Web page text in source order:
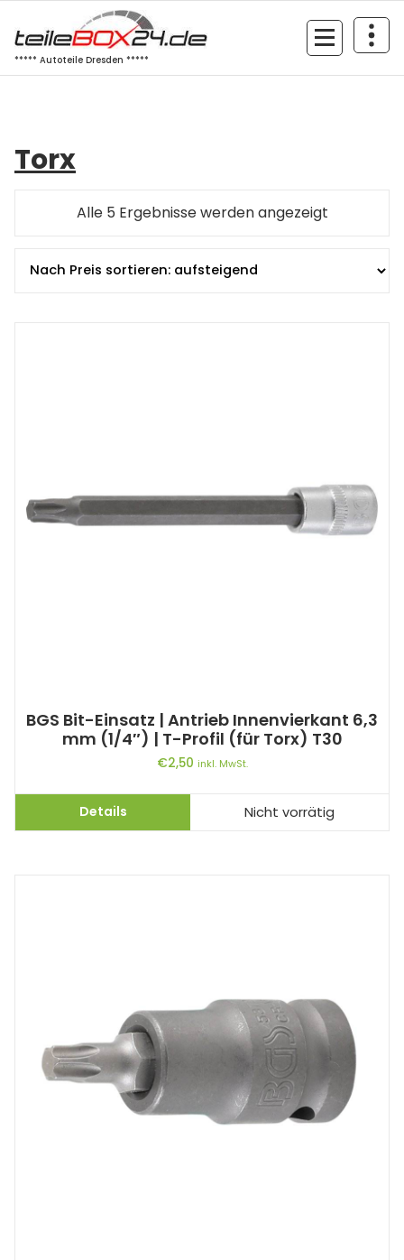
Inhalt
springen
***** Autoteile Dresden *****
Torx
Alle 5 Ergebnisse werden angezeigtNach
BGS Bit-Einsatz | Antrieb Innenvierkant 6,3
mm (1/4″) | T-Profil (für Torx) T30
€2,50 inkl. MwSt.
Details Nicht vorrätig